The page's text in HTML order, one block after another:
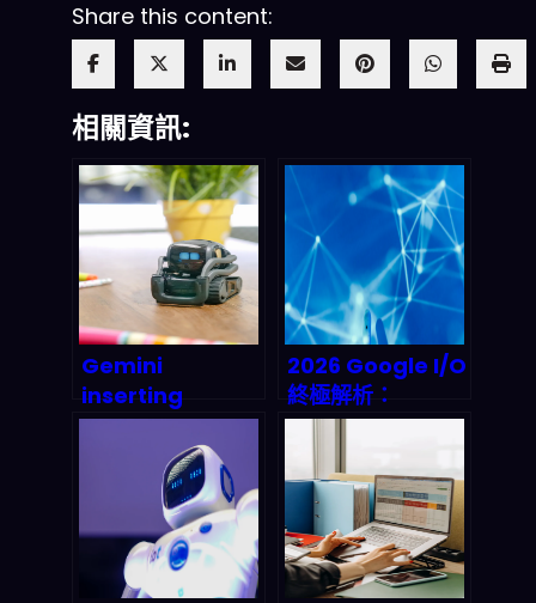
Share this content:
相關資訊:
Gemini
inserting
Workspace：
2026年企業工作
流程的深度AI整合
實測與市場衝擊分
析
2026 Google I/O
終極解析：
Agentic AI 時代
來臨，數位員工解
放人類勞動力